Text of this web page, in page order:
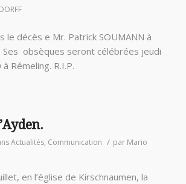
le décès e Mr. Patrick SOUMANN à
Ses obsèques seront célébrées jeudi
Rémeling. R.I.P.
Actualités, Communication / par Mario
en l’église de Kirschnaumen, la